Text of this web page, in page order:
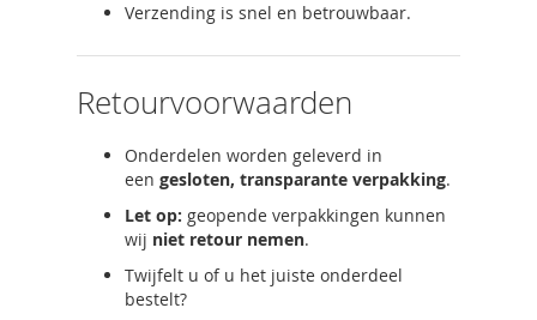
Verzending is snel en betrouwbaar.
Retourvoorwaarden
Onderdelen worden geleverd in
een gesloten, transparante verpakking.
Let op: geopende verpakkingen kunnen
wij niet retour nemen.
Twijfelt u of u het juiste onderdeel
bestelt?